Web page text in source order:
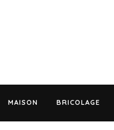
MAISON BRICOLAGE